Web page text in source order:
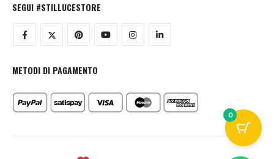
SEGUI #STILLUCESTORE
METODI DI PAGAMENTO
0